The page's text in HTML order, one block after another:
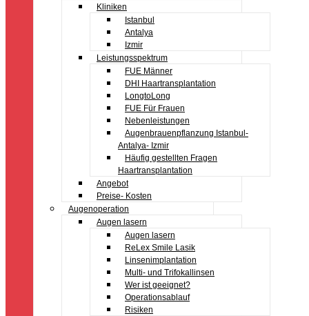
Kliniken
Istanbul
Antalya
Izmir
Leistungsspektrum
FUE Männer
DHI Haartransplantation
LongtoLong
FUE Für Frauen
Nebenleistungen
Augenbrauenpflanzung Istanbul-
Antalya- Izmir
Häufig gestellten Fragen
Haartransplantation
Angebot
Preise- Kosten
Augenoperation
Augen lasern
Augen lasern
ReLex Smile Lasik
Linsenimplantation
Multi- und Trifokallinsen
Wer ist geeignet?
Operationsablauf
Risiken